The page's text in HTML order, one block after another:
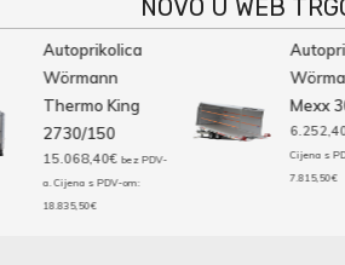
NOVO U WEB
Autoprikolica
Wörmann
Thermo King
2730/150
15.068,40€ bez PDV-
a. Cijena s PDV-om:
18.835,50€
Mexx
6.252,40€
Cijena s
7.815,50€